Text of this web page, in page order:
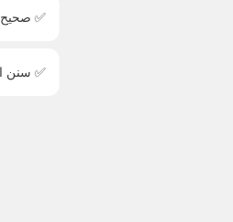
✅ صحيح
✅ سنن